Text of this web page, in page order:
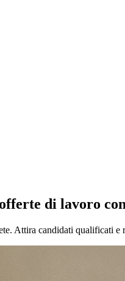
di lavoro
Attira candidati qualificati e